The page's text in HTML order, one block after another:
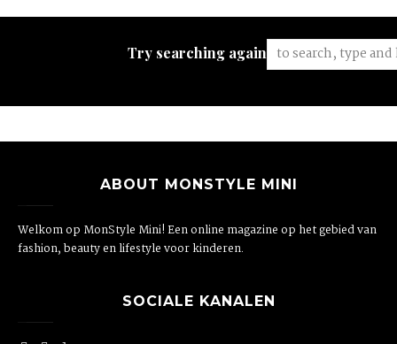
Try searching again:
ABOUT MONSTYLE MINI
Welkom op MonStyle Mini! Een online magazine op het gebied van
fashion, beauty en lifestyle voor kinderen.
SOCIALE KANALEN